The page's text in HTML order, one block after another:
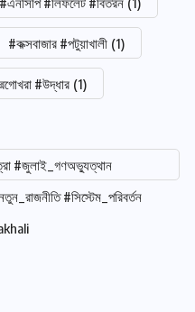
#কক্সবাজার #পটুয়াখালী (1)
#উদ্ধার (1)
#জুলাই_গণঅভ্যুত্থান
#সিস্টেম_পরিবর্তন